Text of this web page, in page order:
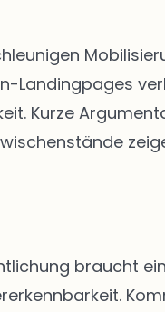
Landingpages
Kurze
braucht